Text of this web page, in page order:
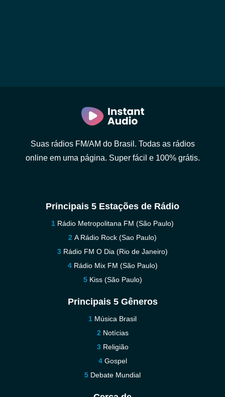
Suas rádios FM/AM do Brasil. Todas as rádios
online em uma página. Super fácil e 100% grátis.
Principais 5 Estações de Rádio
Rádio Metropolitana FM (São Paulo)
A Rádio Rock (Sao Paulo)
Rádio FM O Dia (Rio de Janeiro)
Rádio Mix FM (São Paulo)
Kiss (São Paulo)
Principais 5 Gêneros
Música Brasil
Notícias
Religião
Gospel
Debate Mundial